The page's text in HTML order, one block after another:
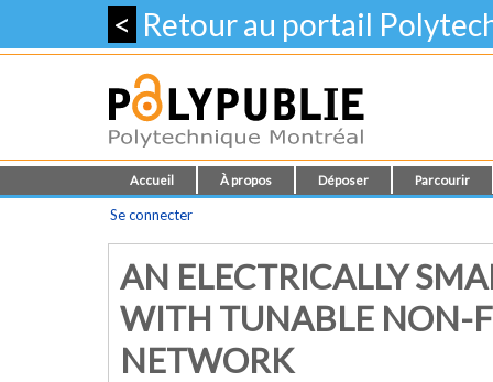
< Retour au portail
Accueil À propos Déposer Parcourir
Se connecter
AN ELECTRICALLY
WITH TUNABLE NON-
NETWORK